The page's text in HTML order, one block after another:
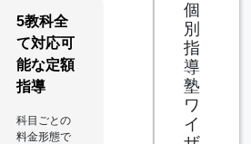
5教科全
て対応可
能な定額
指導
科目ごとの
料金形態で
個
別
指
導
塾
ワ
イ